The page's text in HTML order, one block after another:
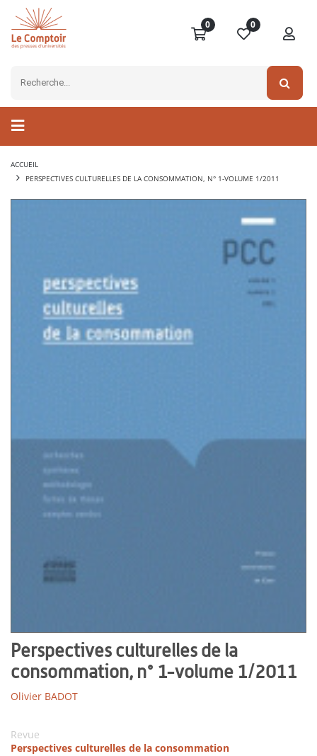
0 0
ACCUEIL
PERSPECTIVES CULTURELLES DE LA CONSOMMATION, N° 1-VOLUME 1/2011
Perspectives culturelles de la
consommation, n° 1-volume 1/2011
Olivier BADOT
Revue
Perspectives culturelles de la consommation